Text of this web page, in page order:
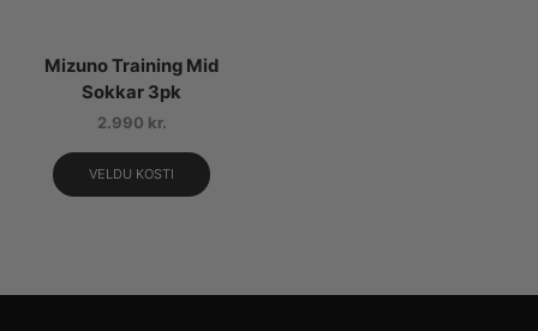
Mizuno Training Mid
Sokkar 3pk
2.990 kr.
VELDU KOSTI